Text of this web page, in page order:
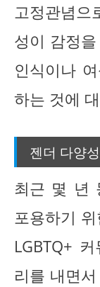
고정관념
성이 감정
인식이나
하는 것에
젠더 다양
최근 몇 년
포용하기
LGBTQ+
리를 내면